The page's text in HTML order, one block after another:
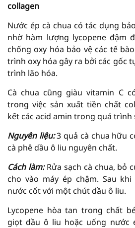
collagen
Nước ép cà chua có tác dụng
nhờ hàm lượng lycopene đậm
chống oxy hóa bảo vệ các tế
trình oxy hóa gây ra bởi các gốc
trình lão hóa.
Cà chua cũng giàu vitamin C
trong việc sản xuất tiền chất
kết các acid amin trong quá trình
Nguyên liệu:3 quả cà chua hữu
cà phê dầu ô liu nguyên chất.
Cách làm:Rửa sạch cà chua, bỏ
cho vào máy ép chậm. Sau
nước cốt với một chút dầu ô liu.
Lycopene hòa tan trong chất
giọt dầu ô liu hoặc uống nước